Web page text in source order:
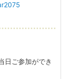
日ご参加ができ